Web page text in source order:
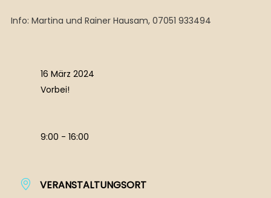
Info: Martina und Rainer Hausam, 07051 933494
16 März 2024
Vorbei!
9:00 - 16:00
VERANSTALTUNGSORT